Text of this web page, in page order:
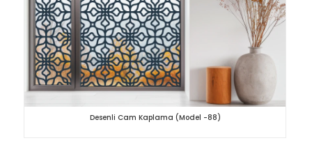
Desenli Cam Kaplama (Model -88)